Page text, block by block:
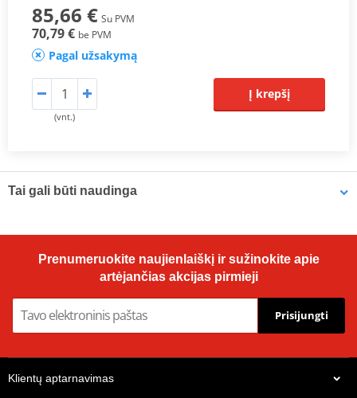
85,66 € Su PVM
70,79 € be PVM
Pagal užsakymą
(vnt.)
Į krepšį
Tai gali būti naudinga
Prenumeruokite naujienlaiškį ir sužinokite apie
artėjančias akcijas pirmieji
Prisijungti
Klientų aptarnavimas